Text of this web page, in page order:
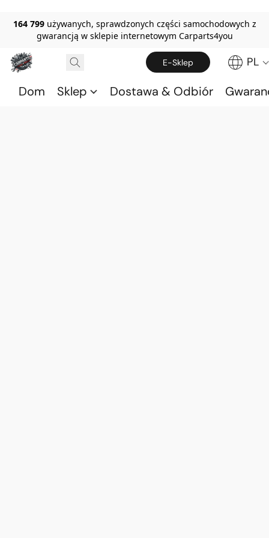
164 799 używanych, sprawdzonych części samochodowych z
gwarancją w sklepie internetowym Carparts4you
E-Sklep PL
Dom Sklep Dostawa & Odbiór